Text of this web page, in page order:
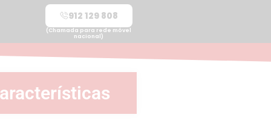
912 129 808
(Chamada para rede móvel
nacional)